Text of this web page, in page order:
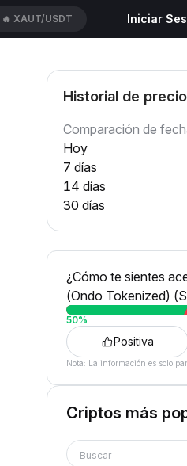
🔥 XAUT/USDT Iniciar
Historial de
Comparación de
Hoy
7 días
14 días
30 días
¿Cómo te sientes
(Ondo Tokenized)
50%
Positiva
Nota: La información es solo
Criptos más
Buscar